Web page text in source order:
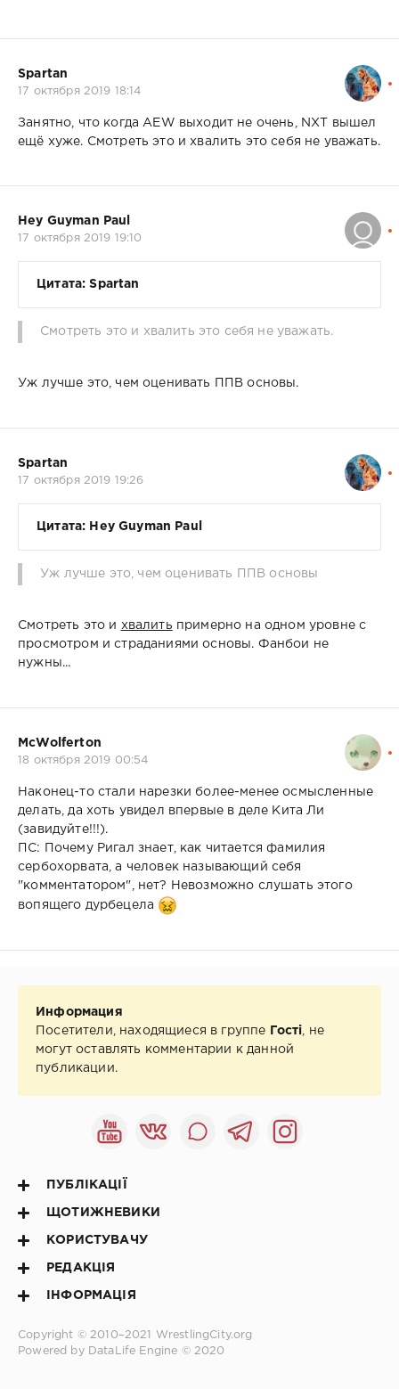
Spartan
17 октября 2019 18:14
Занятно, что когда AEW выходит не очень, NXT вышел
ещё хуже. Смотреть это и хвалить это себя не уважать.
Hey Guyman Paul
17 октября 2019 19:10
Цитата: Spartan
Смотреть это и хвалить это себя не уважать.
Уж лучше это, чем оценивать ППВ основы.
Spartan
17 октября 2019 19:26
Цитата: Hey Guyman Paul
Уж лучше это, чем оценивать ППВ основы
Смотреть это и хвалить примерно на одном уровне с
просмотром и страданиями основы. Фанбои не
нужны...
McWolferton
18 октября 2019 00:54
Наконец-то стали нарезки более-менее осмысленные
делать, да хоть увидел впервые в деле Кита Ли
(завидуйте!!!).
ПС: Почему Ригал знает, как читается фамилия
сербохорвата, а человек называющий себя
"комментатором", нет? Невозможно слушать этого
вопящего дурбецела
Информация
Посетители, находящиеся в группе
Гості , не
могут оставлять комментарии к данной
публикации.
ПУБЛІКАЦІЇ
ЩОТИЖНЕВИКИ
КОРИСТУВАЧУ
РЕДАКЦІЯ
ІНФОРМАЦІЯ
Copyright © 2010–2021
WrestlingCity.org
Powered by DataLife Engine © 2020